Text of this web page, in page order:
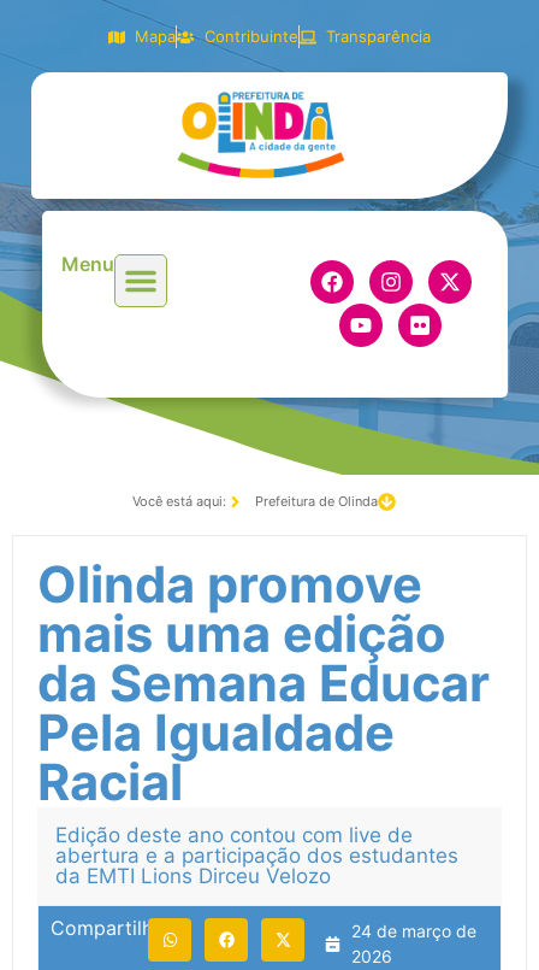
Mapa Contribuinte Transparência
Menu
Você está aqui: Prefeitura de Olinda
Olinda promove
mais uma edição
da Semana Educar
Pela Igualdade
Racial
Edição deste ano contou com live de
abertura e a participação dos estudantes
da EMTI Lions Dirceu Velozo
Compartilhe:
24 de março de
2026